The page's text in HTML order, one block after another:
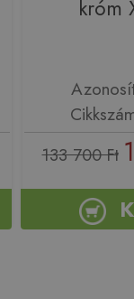
króm
133 700 Ft